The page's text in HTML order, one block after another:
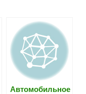
Автомобильное